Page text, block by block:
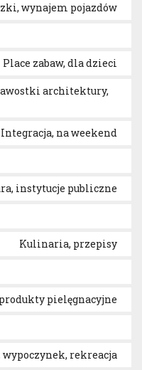
wynajem pojazdów
Place zabaw, dla dzieci
architektury,
Integracja, na weekend
instytucje publiczne
Kulinaria, przepisy
pielęgnacyjne
wypoczynek, rekreacja